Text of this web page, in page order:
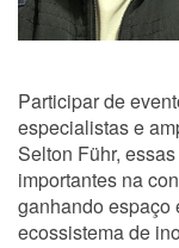
Participar de
especialistas e
Selton Führ,
importantes na
ganhando espaço
ecossistema de